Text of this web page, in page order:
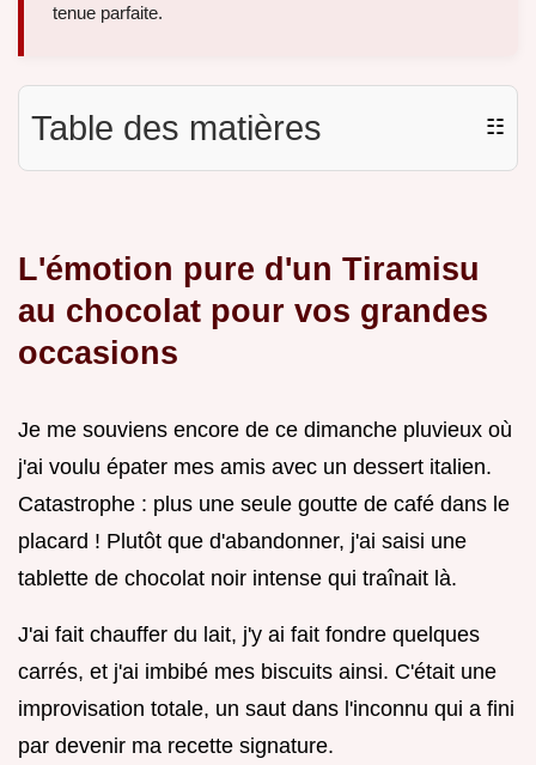
tenue parfaite.
Table des matières ☷
L'émotion pure d'un Tiramisu
au chocolat pour vos grandes
occasions
Je me souviens encore de ce dimanche pluvieux où
j'ai voulu épater mes amis avec un dessert italien.
Catastrophe : plus une seule goutte de café dans le
placard ! Plutôt que d'abandonner, j'ai saisi une
tablette de chocolat noir intense qui traînait là.
J'ai fait chauffer du lait, j'y ai fait fondre quelques
carrés, et j'ai imbibé mes biscuits ainsi. C'était une
improvisation totale, un saut dans l'inconnu qui a fini
par devenir ma recette signature.